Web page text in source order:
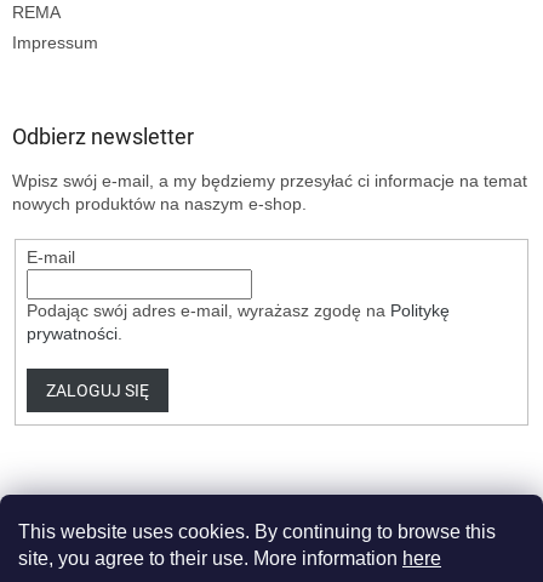
This website uses cookies. By continuing to browse this
site, you agree to their use. More information here
REMA
Impressum
Odbierz newsletter
Wpisz swój e-mail, a my będziemy przesyłać ci informacje na temat
nowych produktów na naszym e-shop.
E-mail
Podając swój adres e-mail, wyrażasz zgodę na Politykę
prywatności.
ZALOGUJ SIĘ